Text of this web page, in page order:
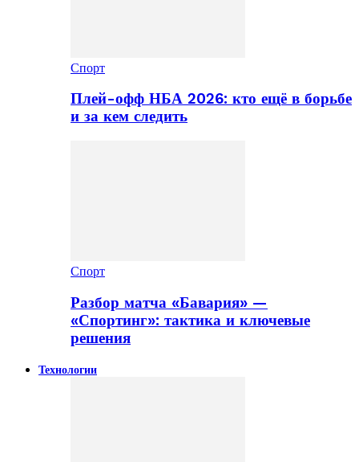
Спорт
Плей-офф НБА 2026: кто ещё в борьбе
и за кем следить
Спорт
Разбор матча «Бавария» —
«Спортинг»: тактика и ключевые
решения
Технологии